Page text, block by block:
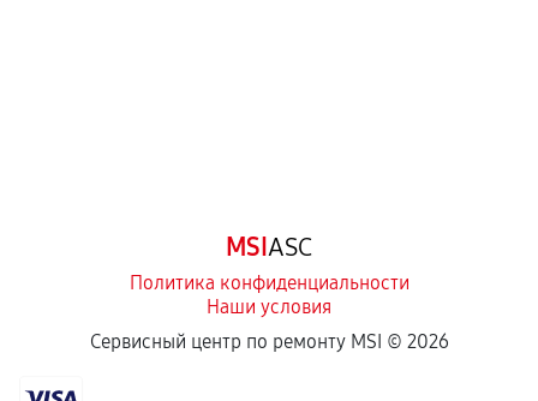
MSIASC
Политика конфиденциальности
Наши условия
Сервисный центр по ремонту MSI © 2026